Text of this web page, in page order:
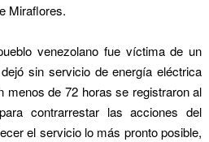
Miraflores.
venezolano fue víctima de un
sin servicio de energía eléctrica
menos de 72 horas se registraron al
contrarrestar las acciones del
el servicio lo más pronto posible,